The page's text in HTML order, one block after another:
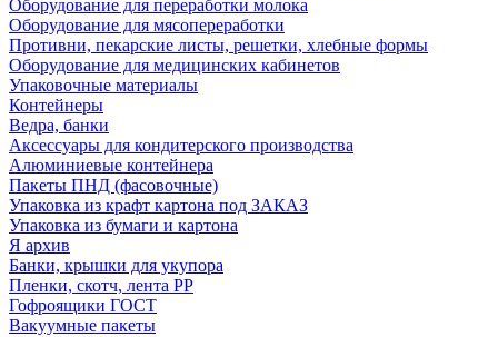
Оборудование для переработки молока
Оборудование для мясопереработки
Противни, пекарские листы, решетки, хлебные формы
Оборудование для медицинских кабинетов
Упаковочные материалы
Контейнеры
Ведра, банки
Аксессуары для кондитерского производства
Алюминиевые контейнера
Пакеты ПНД (фасовочные)
Упаковка из крафт картона под ЗАКАЗ
Упаковка из бумаги и картона
Я архив
Банки, крышки для укупора
Пленки, скотч, лента РР
Гофроящики ГОСТ
Вакуумные пакеты